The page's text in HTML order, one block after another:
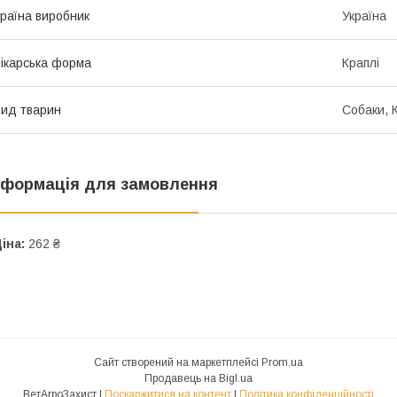
виробник Україна
форма Краплі
тварин Собаки,
для замовлення
262 ₴
Сайт створений на маркетплейсі Prom.ua
Продавець на Bigl.ua